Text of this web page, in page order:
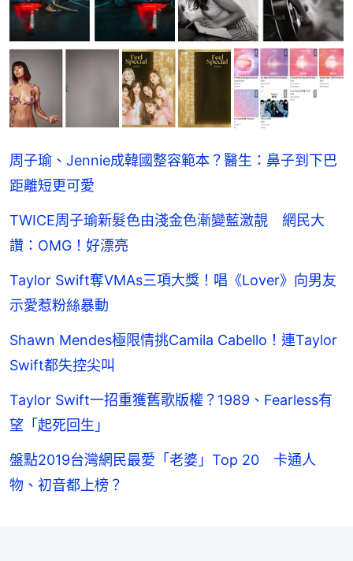
周子瑜、Jennie成韓國整容範本？醫生：鼻子到下巴
距離短更可愛
TWICE周子瑜新髮色由淺金色漸變藍激靚 網民大
讚：OMG！好漂亮
Taylor Swift奪VMAs三項大獎！唱《Lover》向男友
示愛惹粉絲暴動
Shawn Mendes極限情挑Camila Cabello！連Taylor
Swift都失控尖叫
Taylor Swift一招重獲舊歌版權？1989、Fearless有
望「起死回生」
盤點2019台灣網民最愛「老婆」Top 20 卡通人
物、初音都上榜？